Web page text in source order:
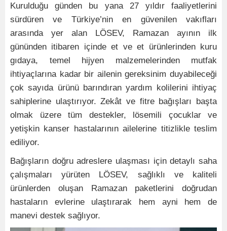
Kurulduğu günden bu yana 27 yıldır faaliyetlerini
sürdüren ve Türkiye’nin en güvenilen vakıfları
arasında yer alan LÖSEV, Ramazan ayının ilk
gününden itibaren içinde et ve et ürünlerinden kuru
gıdaya, temel hijyen malzemelerinden mutfak
ihtiyaçlarına kadar bir ailenin gereksinim duyabileceği
çok sayıda ürünü barındıran yardım kolilerini ihtiyaç
sahiplerine ulaştırıyor. Zekât ve fitre bağışları başta
olmak üzere tüm destekler, lösemili çocuklar ve
yetişkin kanser hastalarının ailelerine titizlikle teslim
ediliyor.
Bağışların doğru adreslere ulaşması için detaylı saha
çalışmaları yürüten LÖSEV, sağlıklı ve kaliteli
ürünlerden oluşan Ramazan paketlerini doğrudan
hastaların evlerine ulaştırarak hem ayni hem de
manevi destek sağlıyor.